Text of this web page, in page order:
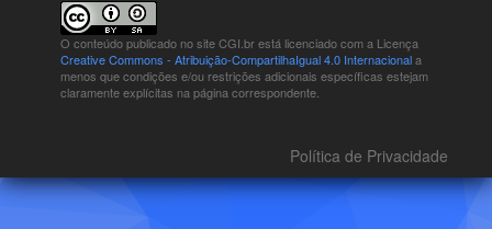
O conteúdo publicado no site CGI.br está licenciado com a Licença
Creative Commons - Atribuição-CompartilhaIgual 4.0 Internacionala
menos que condições e/ou restrições adicionais específicas estejam
claramente explícitas na página correspondente.
Política de Privacidade